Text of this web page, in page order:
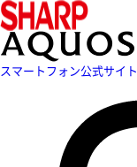
スマートフォン公式サイト